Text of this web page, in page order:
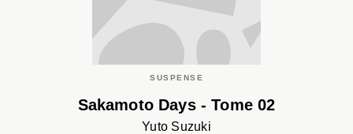
SUSPENSE
Sakamoto Days - Tome 02
Yuto Suzuki